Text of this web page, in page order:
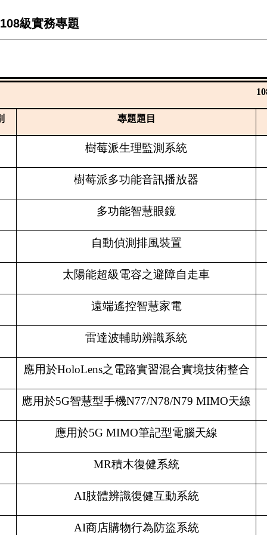
108級實務專題
專題題目
樹莓派生理監測系統
樹莓派多功能音訊播放器
多功能智慧眼鏡
自動偵測排風裝置
太陽能超級電容之避障自走車
遠端遙控智慧家電
雷達波輔助辨識系統
應用於HoloLens之電路實習混合實境技術整合
應用於5G智慧型手機N77/N78/N79 MIMO天線
應用於5G MIMO筆記型電腦天線
MR積木復健系統
AI肢體辨識復健互動系統
AI商店購物行為防盜系統